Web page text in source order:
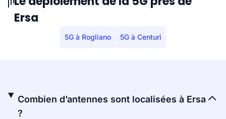
Ersa
5G à Rogliano 5G à Centuri
Combien d’antennes sont localisées à Ersa
?